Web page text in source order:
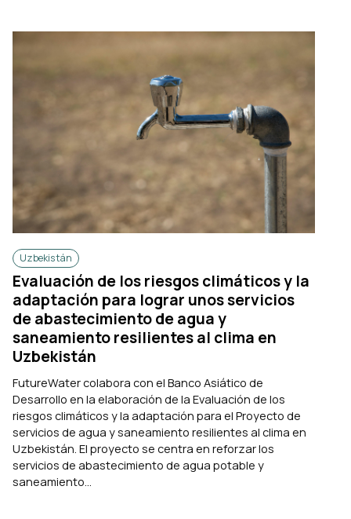
Uzbekistán
Evaluación de los riesgos climáticos y la
adaptación para lograr unos servicios
de abastecimiento de agua y
saneamiento resilientes al clima en
Uzbekistán
FutureWater colabora con el Banco Asiático de
Desarrollo en la elaboración de la Evaluación de los
riesgos climáticos y la adaptación para el Proyecto de
servicios de agua y saneamiento resilientes al clima en
Uzbekistán. El proyecto se centra en reforzar los
servicios de abastecimiento de agua potable y
saneamiento...